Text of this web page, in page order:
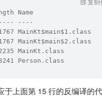
Name
----
MainKt.class
Person.class
于上面第 15 行的反编译的